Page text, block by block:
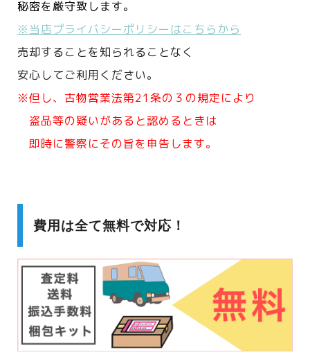
秘密を厳守致します。
※当店プライバシーポリシーはこちらから
売却することを知られることなく
安心してご利用ください。
※但し、古物営業法第21条の３の規定により
盗品等の疑いがあると認めるときは
即時に警察にその旨を申告します。
費用は全て無料で対応！